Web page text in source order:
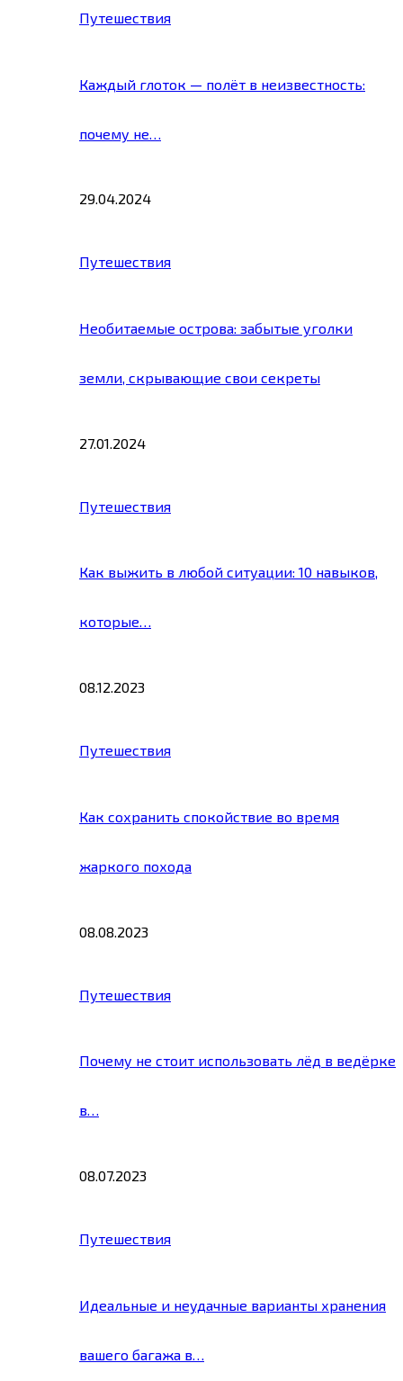
Путешествия
Каждый глоток — полёт в неизвестность:
почему не…
29.04.2024
Путешествия
Необитаемые острова: забытые уголки
земли, скрывающие свои секреты
27.01.2024
Путешествия
Как выжить в любой ситуации: 10 навыков,
которые…
08.12.2023
Путешествия
Как сохранить спокойствие во время
жаркого похода
08.08.2023
Путешествия
Почему не стоит использовать лёд в ведёрке
в…
08.07.2023
Путешествия
Идеальные и неудачные варианты хранения
вашего багажа в…